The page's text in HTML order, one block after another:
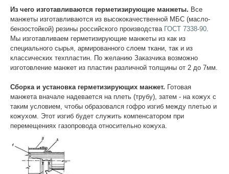
Из чего изготавливаются герметизирующие манжеты. Все
манжеты изготавливаются из высококачественной МБС (масло-
бензостойкой) резины российского производства ГОСТ 7338-90
Мы изготавливаем герметизирующие манжеты из как из
специального сырья, армированного слоем ткани, так и из
классических техпластин. По желанию Заказчика возможно
изготовление манжет из пластин различной толщины от 2 до 7мм.
Сборка и установка герметизирующих манжет. Готовая
манжета вначале надевается на плеть (трубу), затем - на кожух с
таким условием, чтобы образовался гофро изгиб между плетью и
кожухом. Этот изгиб будет служить компенсатором при
перемещениях газопровода относительно кожуха.